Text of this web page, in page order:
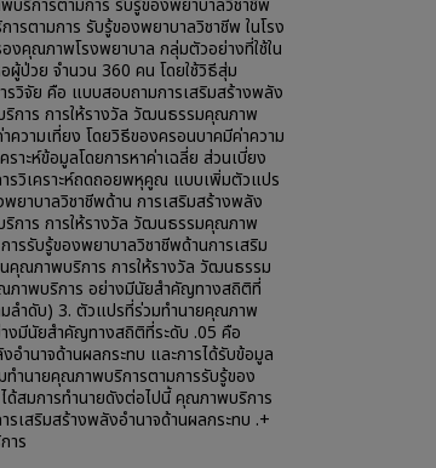
ริการตามการ รับรู้ของพยาบาลวิชาชีพ
รตามการ รับรู้ของพยาบาลวิชาชีพ ในโรง
งคุณภาพโรงพยาบาล กลุ่มตัวอย่างที่ใช้ใน
ป่วย จำนวน 360 คน โดยใช้วิธีสุ่ม
วิจัย คือ แบบสอบถามการเสริมสร้างพลัง
การ การให้รางวัล วัฒนธรรมคุณภาพ
วามเที่ยง โดยวิธีของครอนบาคมีค่าความ
าะห์ข้อมูลโดยการหาค่าเฉลี่ย ส่วนเบี่ยง
ารวิเคราะห์ถดถอยพหุคูณ แบบเพิ่มตัวแปร
ยาบาลวิชาชีพด้าน การเสริมสร้างพลัง
การ การให้รางวัล วัฒนธรรมคุณภาพ
รรับรู้ของพยาบาลวิชาชีพด้านการเสริม
คุณภาพบริการ การให้รางวัล วัฒนธรรม
าพบริการ อย่างมีนัยสำคัญทางสถิติที่
ลำดับ) 3. ตัวแปรที่ร่วมทำนายคุณภาพ
งมีนัยสำคัญทางสถิติที่ระดับ .05 คือ
ำนาจด้านผลกระทบ และการได้รับข้อมูล
ำนายคุณภาพบริการตามการรับรู้ของ
ด้สมการทำนายดังต่อไปนี้ คุณภาพบริการ
สริมสร้างพลังอำนาจด้านผลกระทบ .+
าร